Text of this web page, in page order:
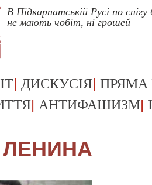
В Підкарпатській Русі по
не мають чобіт, ні грошей
| ДИСКУСІЯ| ПРЯМА
| АНТИФАШИЗМ|
ЛЕНИНА